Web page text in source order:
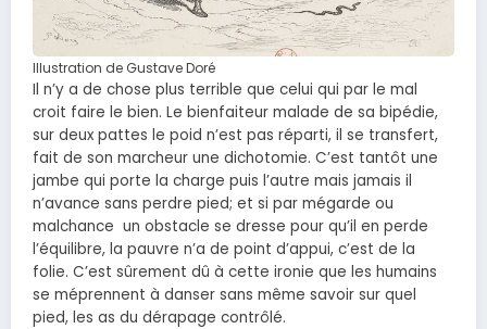
Illustration de Gustave Doré
Il n’y a de chose plus terrible que celui qui par le mal
croit faire le bien. Le bienfaiteur malade de sa bipédie,
sur deux pattes le poid n’est pas réparti, il se transfert,
fait de son marcheur une dichotomie. C’est tantôt une
jambe qui porte la charge puis l’autre mais jamais il
n’avance sans perdre pied; et si par mégarde ou
malchance un obstacle se dresse pour qu’il en perde
l’équilibre, la pauvre n’a de point d’appui, c’est de la
folie. C’est sûrement dû à cette ironie que les humains
se méprennent à danser sans même savoir sur quel
pied, les as du dérapage contrôlé.